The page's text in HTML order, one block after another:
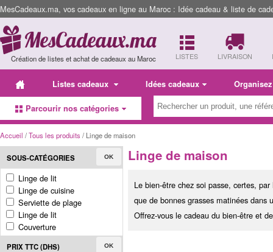
MesCadeaux.ma, vos cadeaux en ligne au Maroc : Idée cadeau & liste de
Création de listes et achat de cadeaux au Maroc LISTES LIVRAISON
Listes cadeaux Idées cadeaux
Parcourir nos catégories
Accueil /Tous les produits / Linge de maison
SOUS-CATÉGORIES OK
Linge de lit
Linge de cuisine
Serviette de plage
Linge de lit
Couverture
PRIX TTC (DHS) OK
Linge de maison
Le bien-être chez soi passe, certes,
que de bonnes grasses matinées dans
Offrez-vous le cadeau du bien-être et